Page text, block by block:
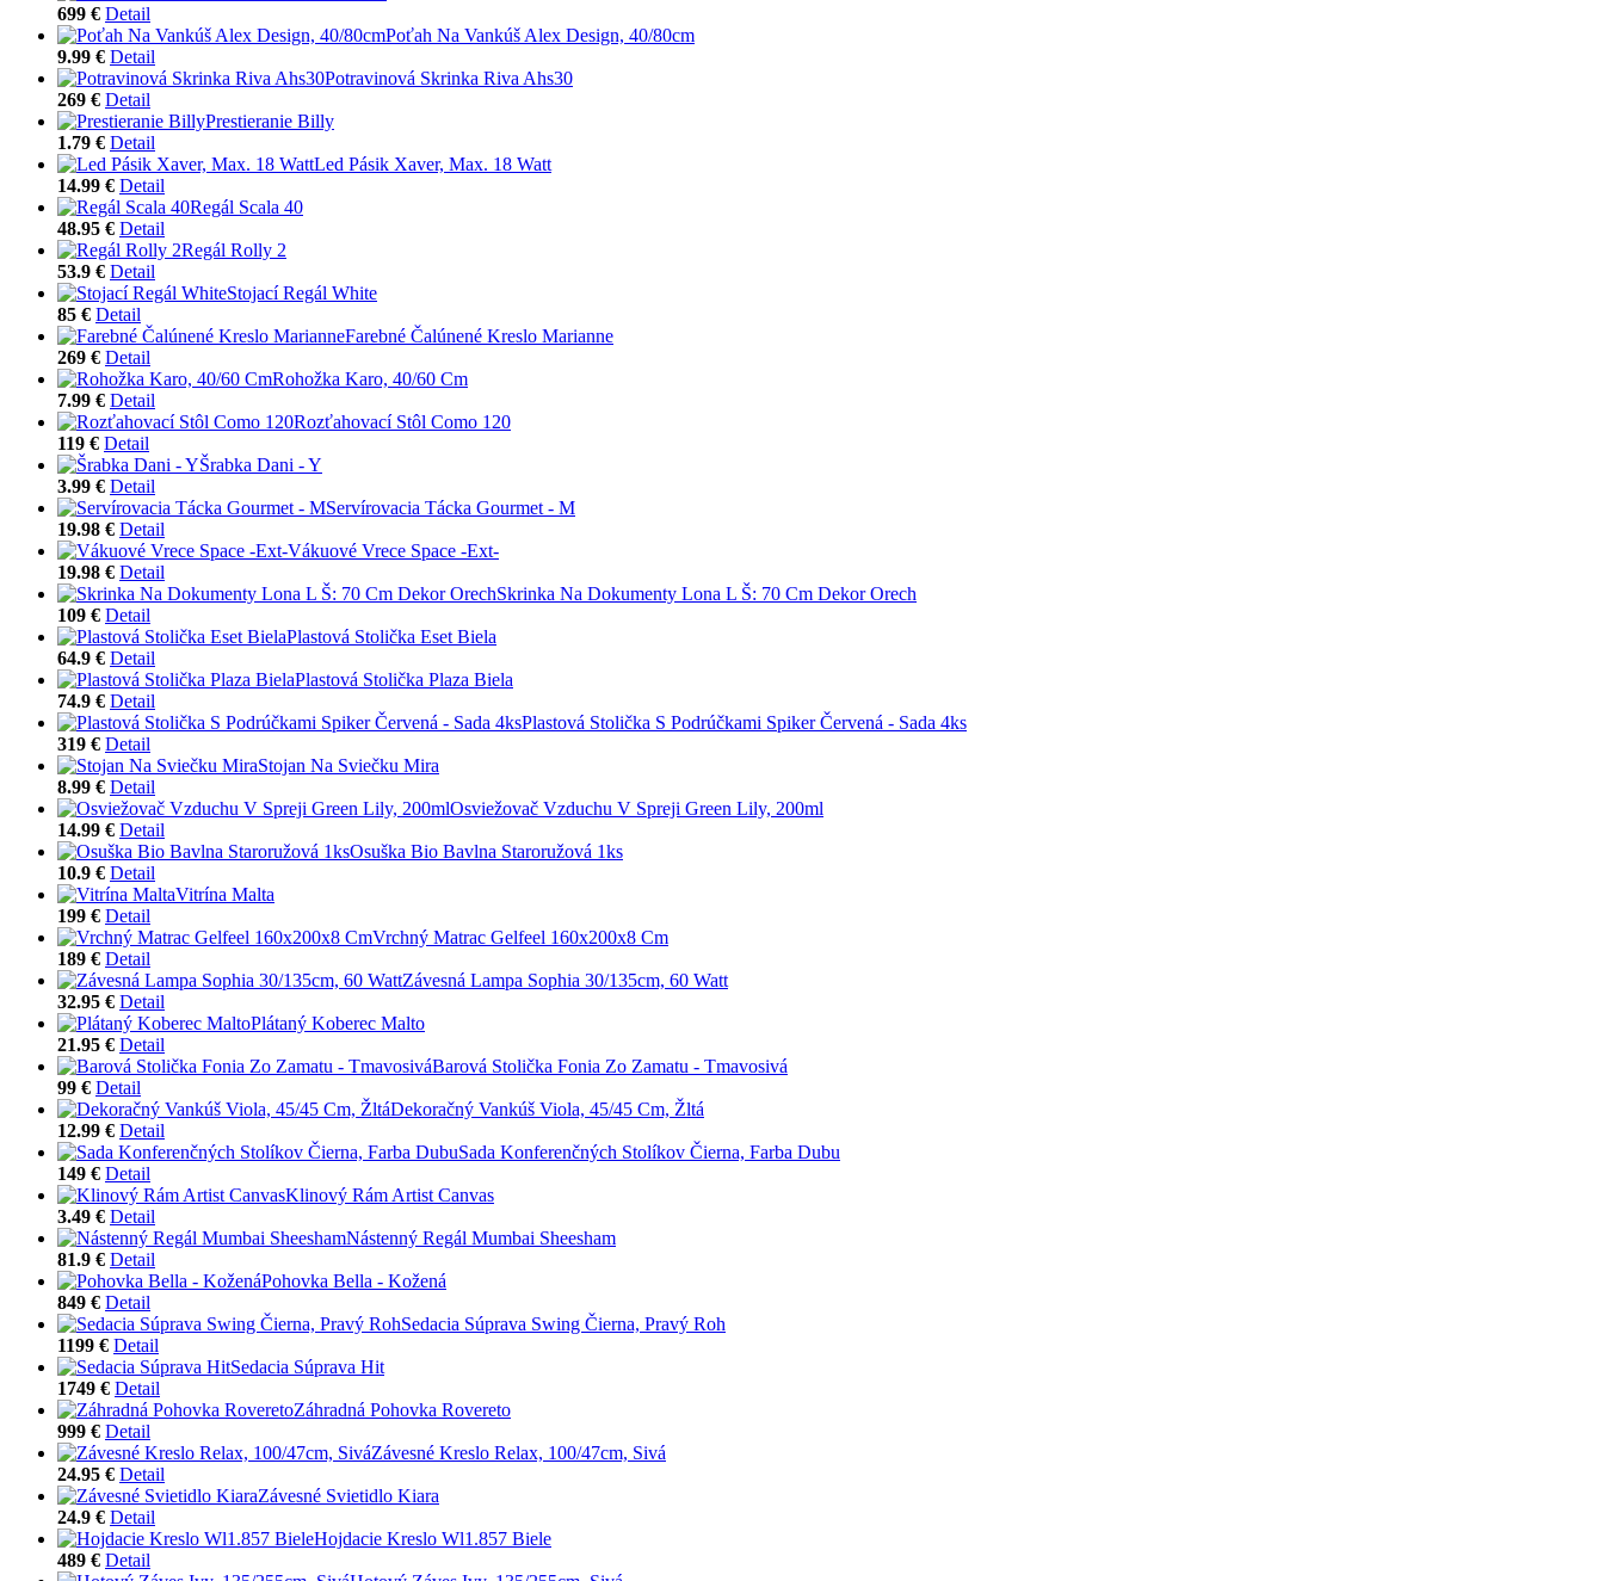
699 € Detail
Poťah Na Vankúš Alex Design, 40/80cm
9.99 € Detail
Potravinová Skrinka Riva Ahs30
269 € Detail
Prestieranie Billy
1.79 € Detail
Led Pásik Xaver, Max. 18 Watt
14.99 € Detail
Regál Scala 40
48.95 € Detail
Regál Rolly 2
53.9 € Detail
Stojací Regál White
85 € Detail
Farebné Čalúnené Kreslo Marianne
269 € Detail
Rohožka Karo, 40/60 Cm
7.99 € Detail
Rozťahovací Stôl Como 120
119 € Detail
Šrabka Dani - Y
3.99 € Detail
Servírovacia Tácka Gourmet - M
19.98 € Detail
Vákuové Vrece Space -Ext-
19.98 € Detail
Skrinka Na Dokumenty Lona L Š: 70 Cm Dekor Orech
109 € Detail
Plastová Stolička Eset Biela
64.9 € Detail
Plastová Stolička Plaza Biela
74.9 € Detail
Plastová Stolička S Podrúčkami Spiker Červená - Sada 4ks
319 € Detail
Stojan Na Sviečku Mira
8.99 € Detail
Osviežovač Vzduchu V Spreji Green Lily, 200ml
14.99 € Detail
Osuška Bio Bavlna Staroružová 1ks
10.9 € Detail
Vitrína Malta
199 € Detail
Vrchný Matrac Gelfeel 160x200x8 Cm
189 € Detail
Závesná Lampa Sophia 30/135cm, 60 Watt
32.95 € Detail
Plátaný Koberec Malto
21.95 € Detail
Barová Stolička Fonia Zo Zamatu - Tmavosivá
99 € Detail
Dekoračný Vankúš Viola, 45/45 Cm, Žltá
12.99 € Detail
Sada Konferenčných Stolíkov Čierna, Farba Dubu
149 € Detail
Klinový Rám Artist Canvas
3.49 € Detail
Nástenný Regál Mumbai Sheesham
81.9 € Detail
Pohovka Bella - Kožená
849 € Detail
Sedacia Súprava Swing Čierna, Pravý Roh
1199 € Detail
Sedacia Súprava Hit
1749 € Detail
Záhradná Pohovka Rovereto
999 € Detail
Závesné Kreslo Relax, 100/47cm, Sivá
24.95 € Detail
Závesné Svietidlo Kiara
24.9 € Detail
Hojdacie Kreslo Wl1.857 Biele
489 € Detail